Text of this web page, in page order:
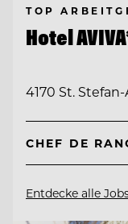
TOP
Hotel
4170 St.
Entdecke alle